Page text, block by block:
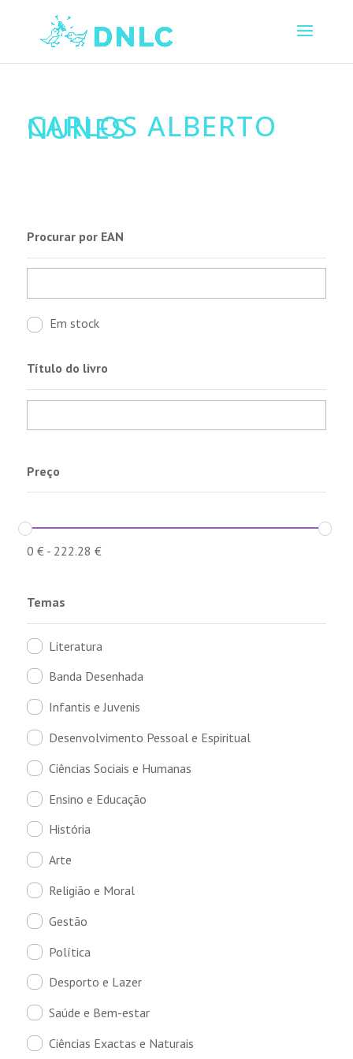
CARLOS ALBERTO
NUNES
Procurar por EAN
Em stock
Título do livro
Preço
0 €- 222.28 €
Temas
Literatura
Banda Desenhada
Infantis e Juvenis
Desenvolvimento Pessoal e Espiritual
Ciências Sociais e Humanas
Ensino e Educação
História
Arte
Religião e Moral
Gestão
Política
Desporto e Lazer
Saúde e Bem-estar
Ciências Exactas e Naturais